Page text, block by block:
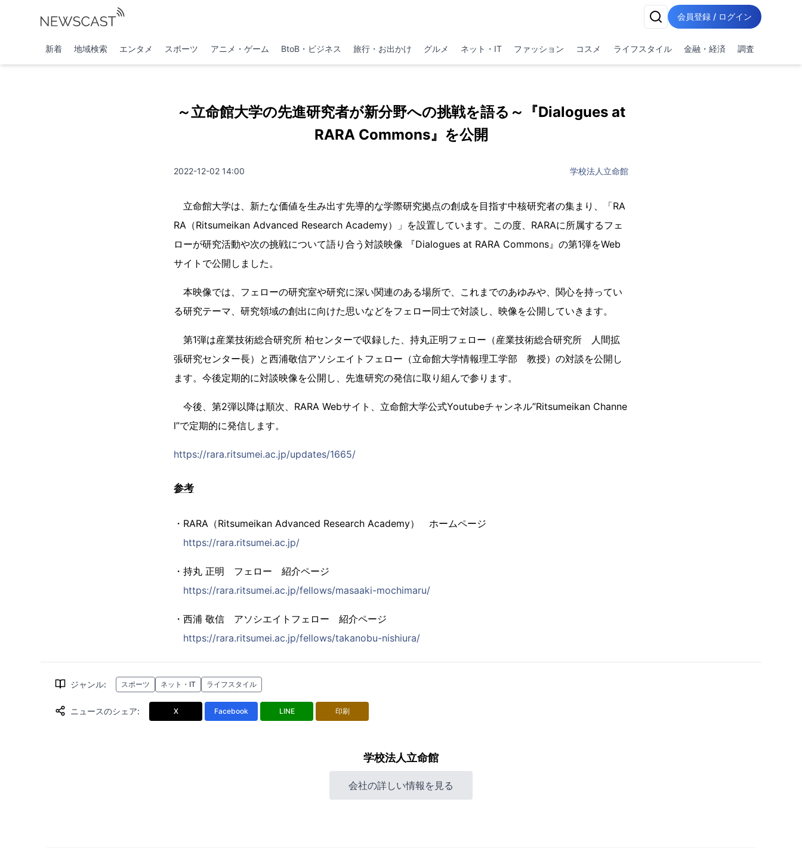
会員登録 / ログイン
新着 地域検索 エンタメ スポーツ アニメ・ゲーム BtoB・ビジネス 旅行・お出かけ グルメ ネット・IT ファッション コスメ ライフスタイル 金融・経済 調査
～立命館大学の先進研究者が新分野への挑戦を語る～『Dialogues at
RARA Commons』を公開
2022-12-02 14:00 学校法人立命館
立命館大学は、新たな価値を生み出す先導的な学際研究拠点の創成を目指す中核研究者の集まり、「RA
RA（Ritsumeikan Advanced Research Academy）」を設置しています。この度、RARAに所属するフェ
ローが研究活動や次の挑戦について語り合う対談映像 『Dialogues at RARA Commons』の第1弾をWeb
サイトで公開しました。
本映像では、フェローの研究室や研究に深い関連のある場所で、これまでのあゆみや、関心を持ってい
る研究テーマ、研究領域の創出に向けた思いなどをフェロー同士で対談し、映像を公開していきます。
第1弾は産業技術総合研究所 柏センターで収録した、持丸正明フェロー（産業技術総合研究所 人間拡
張研究センター長）と西浦敬信アソシエイトフェロー（立命館大学情報理工学部 教授）の対談を公開し
ます。今後定期的に対談映像を公開し、先進研究の発信に取り組んで参ります。
今後、第2弾以降は順次、RARA Webサイト、立命館大学公式Youtubeチャンネル”Ritsumeikan Channe
l”で定期的に発信します。
https://rara.ritsumei.ac.jp/updates/1665/
参考
・RARA（Ritsumeikan Advanced Research Academy） ホームページ
https://rara.ritsumei.ac.jp/
・持丸 正明 フェロー 紹介ページ
https://rara.ritsumei.ac.jp/fellows/masaaki-mochimaru/
・西浦 敬信 アソシエイトフェロー 紹介ページ
https://rara.ritsumei.ac.jp/fellows/takanobu-nishiura/
ジャンル: スポーツ ネット・IT ライフスタイル
ニュースのシェア: X Facebook LINE 印刷
学校法人立命館
会社の詳しい情報を見る